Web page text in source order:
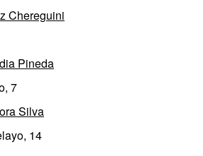
Chereguini
Pineda
7
Silva
14